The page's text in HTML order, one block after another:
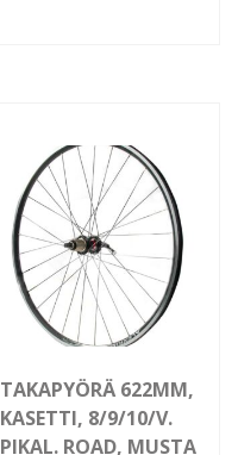
TAKAPYÖRÄ 622MM,
KASETTI, 8/9/10/V.
PIKAL. ROAD, MUSTA